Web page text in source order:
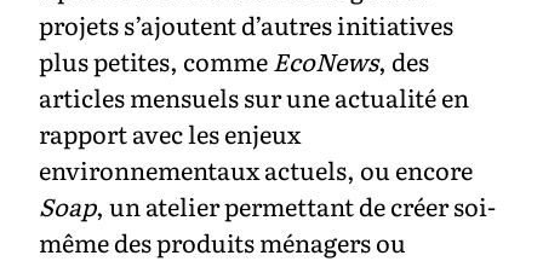
projets s’ajoutent d’autres initiatives
plus petites, commeEcoNews, des
articles mensuels sur une actualité en
rapport avec les enjeux
environnementaux actuels, ou encore
Soap, un atelier permettant de créer soi-
même des produits ménagers ou